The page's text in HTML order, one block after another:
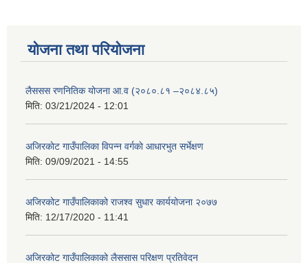
योजना तथा परियोजना
लैससस रणनितिक योजना आ.व (२०८०.८१ –२०८४.८५)
मिति: 03/21/2024 - 12:01
अजिरकाेट गाउँपालिका विपन्न वर्गकाे आधारभुत सर्भेक्षण
मिति: 09/09/2021 - 14:55
अजिरकोट गाउँपालिकाको राजश्व सुधार कार्ययोजना २०७७
मिति: 12/17/2020 - 11:41
अजिरकोट गाउँपालिकाको लैससास परिक्षण प्रतिवेदन